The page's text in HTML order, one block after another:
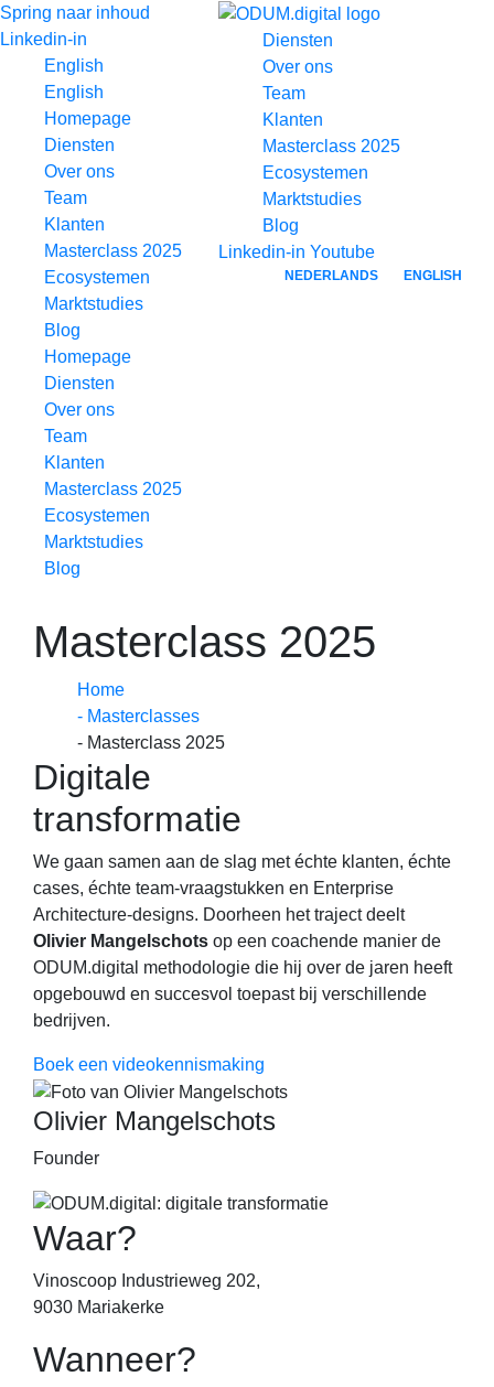
Spring naar inhoud
Diensten
Over ons
Team
Klanten
Masterclass 2025
Ecosystemen
Marktstudies
Blog
Linkedin-in Youtube
NEDERLANDS ENGLISH
Linkedin-in
English
English
Homepage
Diensten
Over ons
Team
Klanten
Masterclass 2025
Ecosystemen
Marktstudies
Blog
Homepage
Diensten
Over ons
Team
Klanten
Masterclass 2025
Ecosystemen
Marktstudies
Blog
Masterclass 2025
Home
- Masterclasses
- Masterclass 2025
Digitale
transformatie
We gaan samen aan de slag met échte klanten, échte
cases, échte team-vraagstukken en Enterprise
Architecture-designs. Doorheen het traject deelt
Olivier Mangelschots op een coachende manier de
ODUM.digital methodologie die hij over de jaren heeft
opgebouwd en succesvol toepast bij verschillende
bedrijven.
Boek een videokennismaking
Olivier Mangelschots
Founder
Waar?
Vinoscoop Industrieweg 202,
9030 Mariakerke
Wanneer?